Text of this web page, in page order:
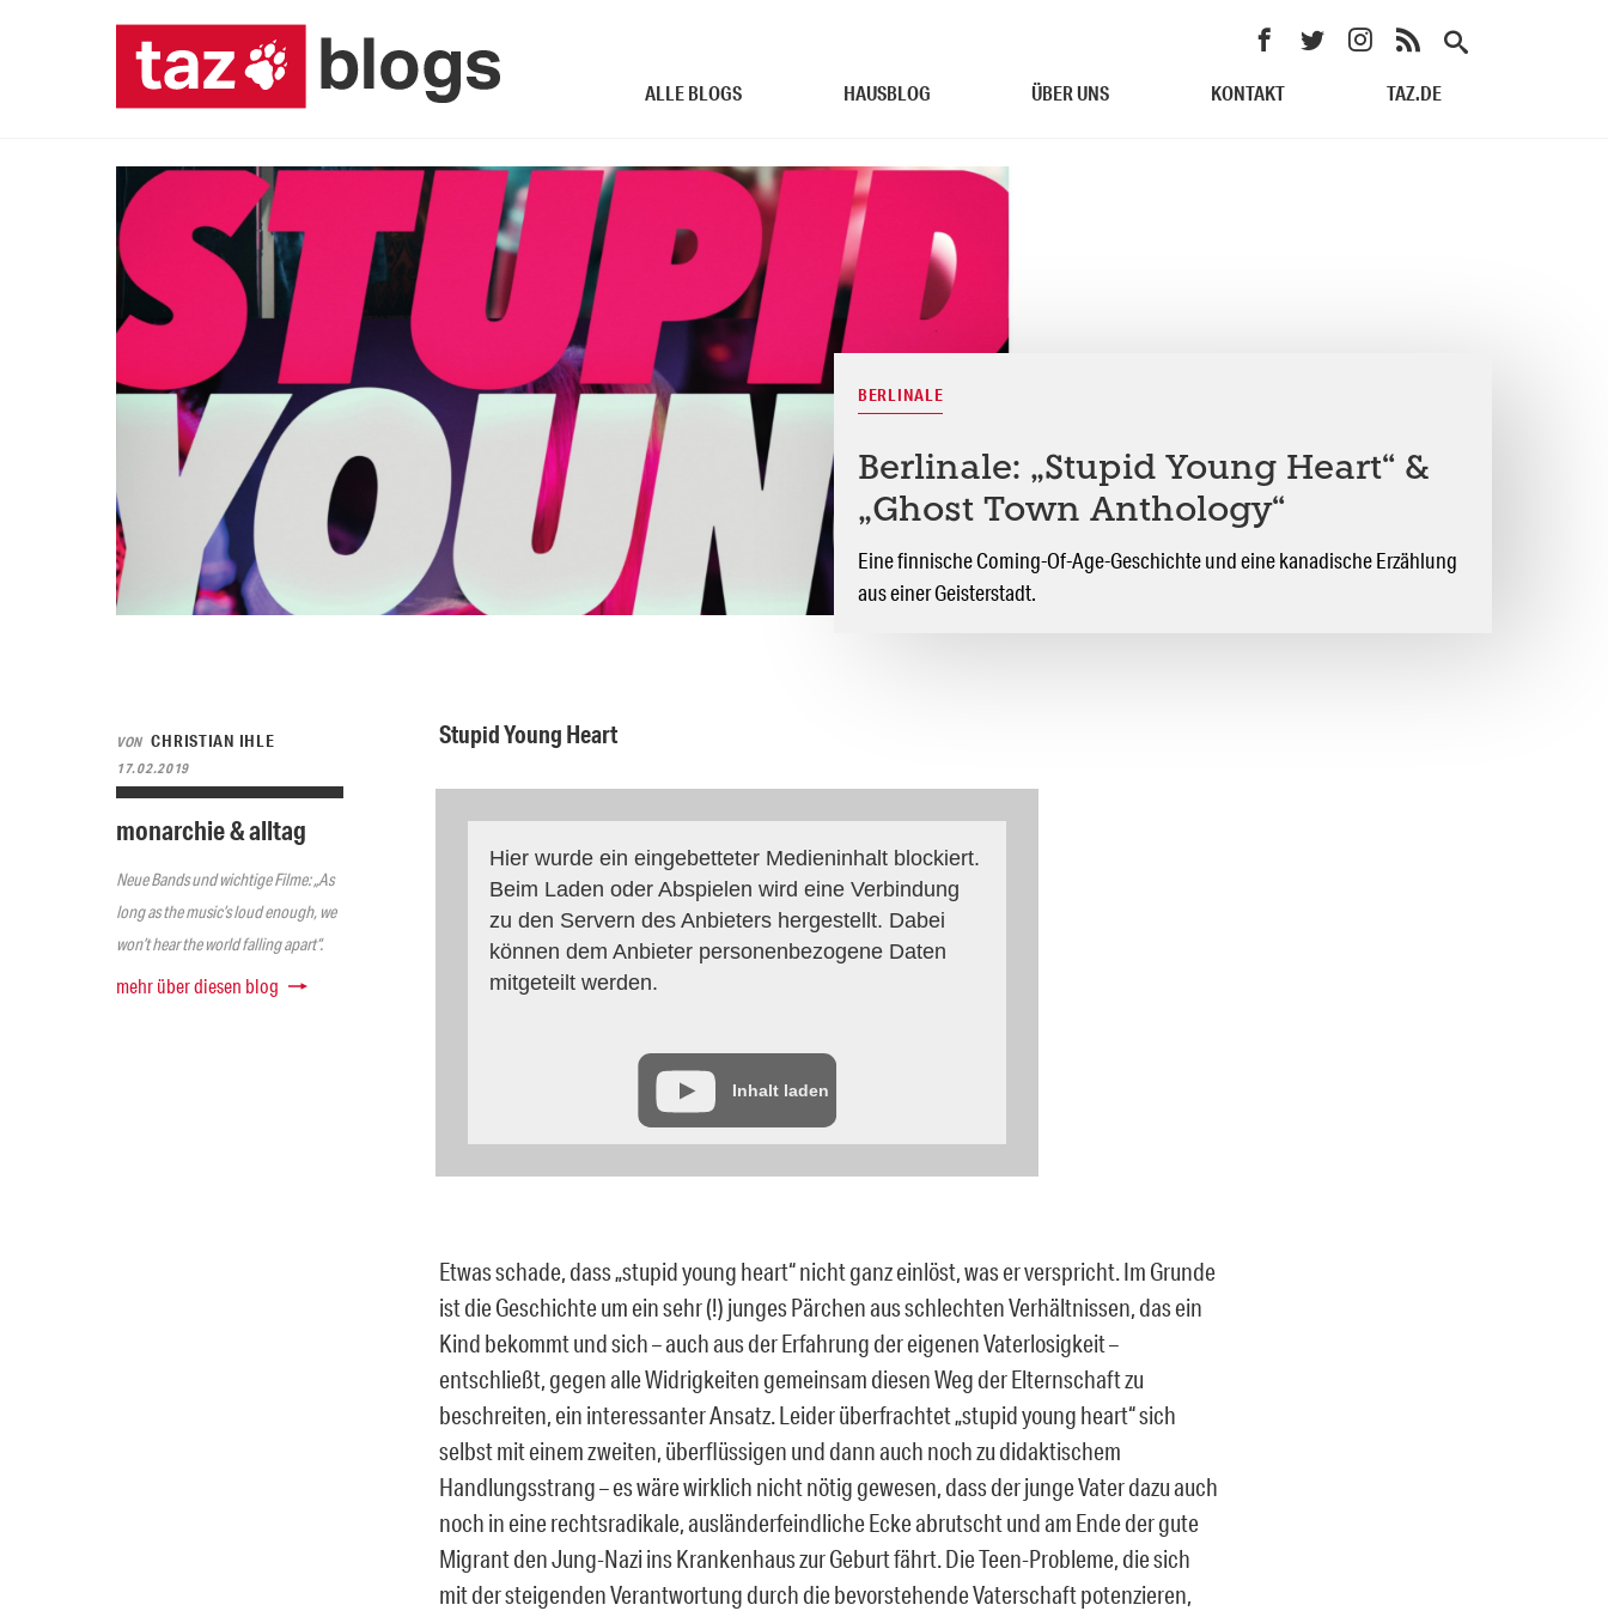
ALLE BLOGS HAUSBLOG ÜBER UNS KONTAKT TAZ.DE
BERLINALE
Berlinale: „Stupid Young Heart“ &
„Ghost Town Anthology“
Eine finnische Coming-Of-Age-Geschichte und eine kanadische Erzählung
aus einer Geisterstadt.
VON CHRISTIAN IHLE
17.02.2019
monarchie & alltag
Neue Bands und wichtige Filme: „As
long as the music’s loud enough, we
won’t hear the world falling apart“.
mehr über diesen blog
Stupid Young Heart
Hier wurde ein eingebetteter Medieninhalt blockiert.
Beim Laden oder Abspielen wird eine Verbindung
zu den Servern des Anbieters hergestellt. Dabei
können dem Anbieter personenbezogene Daten
mitgeteilt werden.
Inhalt laden
Etwas schade, dass „stupid young heart“ nicht ganz einlöst, was er verspricht. Im Grunde
ist die Geschichte um ein sehr (!) junges Pärchen aus schlechten Verhältnissen, das ein
Kind bekommt und sich – auch aus der Erfahrung der eigenen Vaterlosigkeit –
entschließt, gegen alle Widrigkeiten gemeinsam diesen Weg der Elternschaft zu
beschreiten, ein interessanter Ansatz. Leider überfrachtet „stupid young heart“ sich
selbst mit einem zweiten, überflüssigen und dann auch noch zu didaktischem
Handlungsstrang – es wäre wirklich nicht nötig gewesen, dass der junge Vater dazu auch
noch in eine rechtsradikale, ausländerfeindliche Ecke abrutscht und am Ende der gute
Migrant den Jung-Nazi ins Krankenhaus zur Geburt fährt. Die Teen-Probleme, die sich
mit der steigenden Verantwortung durch die bevorstehende Vaterschaft potenzieren,